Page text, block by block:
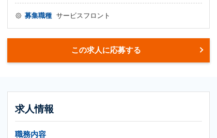
募集職種 サービスフロント
この求人に応募する
求人情報
職務内容